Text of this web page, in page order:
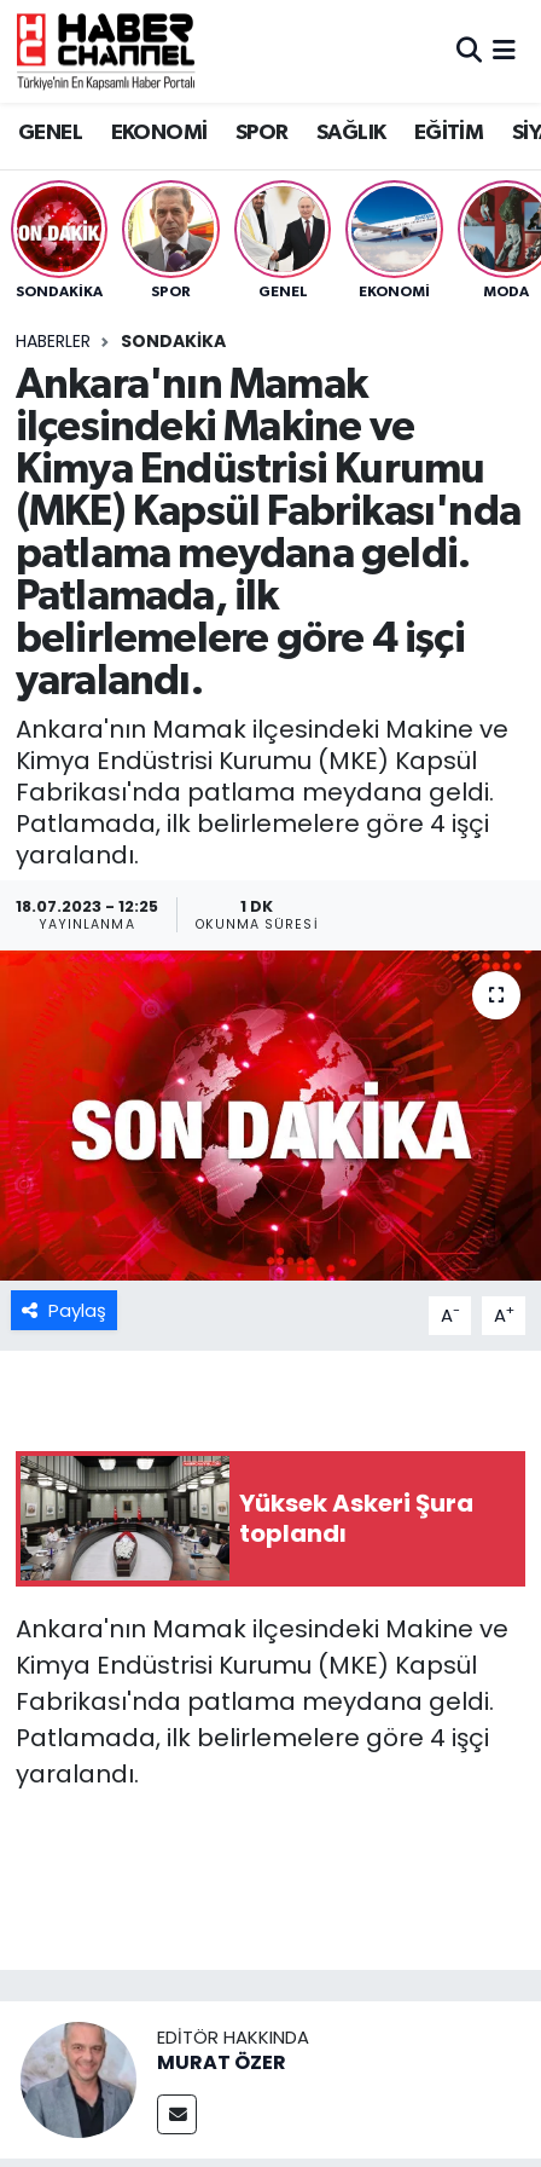
GENEL EKONOMİ SPOR SAĞLIK EĞİTİM
SONDAKIKA SPOR GENEL EKONOMİ MODA
HABERLER SONDAKIKA
Ankara'nın Mamak
ilçesindeki Makine ve
Kimya Endüstrisi Kurumu
(MKE) Kapsül Fabrikası'nda
patlama meydana geldi.
Patlamada, ilk
belirlemelere göre 4 işçi
yaralandı.
Ankara'nın Mamak ilçesindeki Makine ve
Kimya Endüstrisi Kurumu (MKE) Kapsül
Fabrikası'nda patlama meydana geldi.
Patlamada, ilk belirlemelere göre 4 işçi
yaralandı.
18.07.2023 - 12:25
YAYINLANMA
1 DK
OKUNMA SÜRESI
Paylaş A- A+
Yüksek Askeri Şura
toplandı
Ankara'nın Mamak ilçesindeki Makine ve
Kimya Endüstrisi Kurumu (MKE) Kapsül
Fabrikası'nda patlama meydana geldi.
Patlamada, ilk belirlemelere göre 4 işçi
yaralandı.
EDITÖR HAKKINDA
MURAT ÖZER
GENEL
SPOR
SAĞLIK
EĞİTİM
SİYASET
MAGAZİN
Nöbetçi Eczaneler
Trafik Durumu
Süper Lig Puan Durumu ve Fikstür
Tüm Manşetler
Son Dakika Haberleri
Haber Arşivi